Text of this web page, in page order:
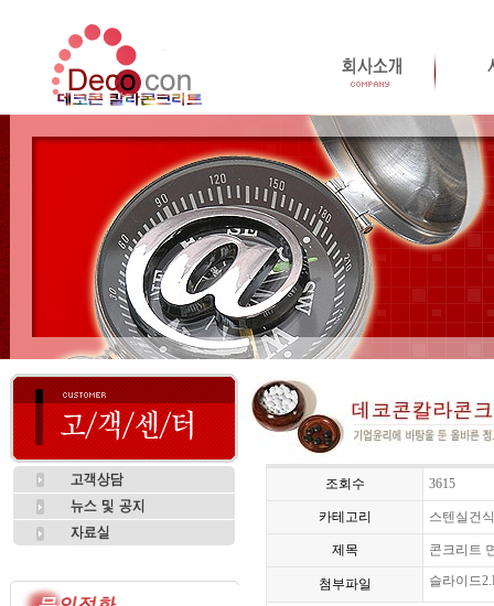
조회수 3615
카테고리 스텐실건식
제목 콘크리트
첨부파일 슬라이드